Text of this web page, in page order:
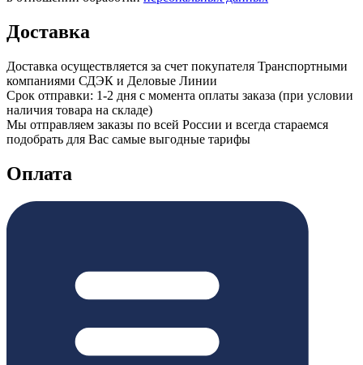
Доставка
Доставка осуществляется за счет покупателя Транспортными
компаниями СДЭК и Деловые Линии
Срок отправки: 1-2 дня с момента оплаты заказа (при условии
наличия товара на складе)
Мы отправляем заказы по всей России и всегда стараемся
подобрать для Вас самые выгодные тарифы
Оплата